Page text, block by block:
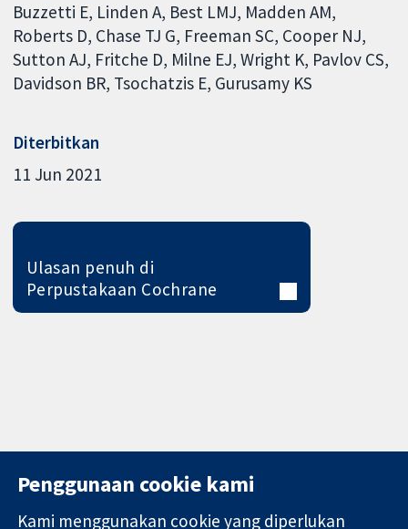
Buzzetti E Linden A Best LMJ Madden AM
Roberts D Chase TJ G Freeman SC Cooper NJ
Sutton AJ Fritche D Milne EJ Wright K Pavlov CS
Davidson BR Tsochatzis E Gurusamy KS
Diterbitkan
11 Jun 2021
Ulasan penuh di
Perpustakaan Cochrane
Penggunaan cookie kami
Kami menggunakan cookie yang diperlukan